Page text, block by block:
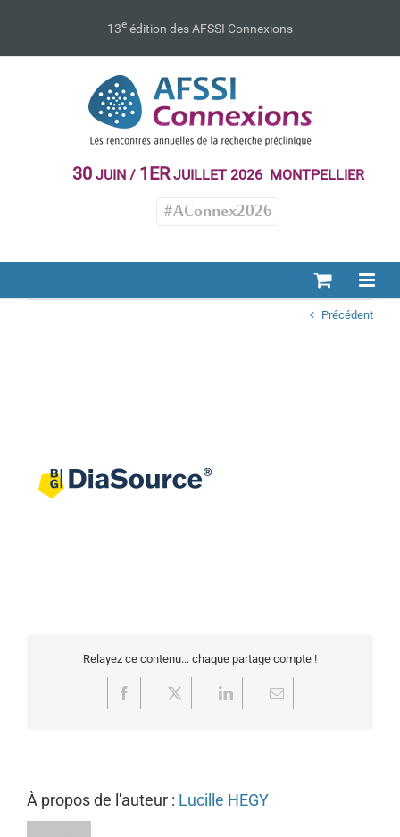
13e édition des AFSSI Connexions
30JUIN / 1ERJUILLET 2026 MONTPELLIER
#AConnex2026
Précédent
Relayez ce contenu... chaque partage compte !
Facebook LinkedInEmail
À propos de l'auteur : Lucille HEGY